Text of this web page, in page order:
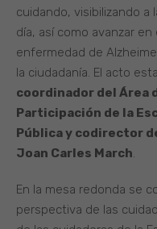
cuidando, visibilizando a
día, así como avanzar
enfermedad de
la ciudadanía. El acto
coordinador del Área
Participación de la
Pública y codirector
Joan Carles March.
En la mesa redonda se
perspectiva de las